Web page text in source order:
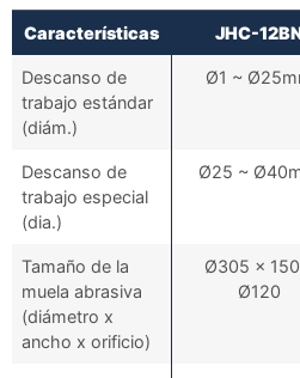
Características JHC-
Características
JHC-12BN
Descanso de
trabajo estándar
(diám.)
Ø1 ~
Descanso de
trabajo especial
(dia.)
Ø25 ~
Tamaño de la
muela abrasiva
(diámetro x
ancho x orificio)
Ø305 x
Ø120